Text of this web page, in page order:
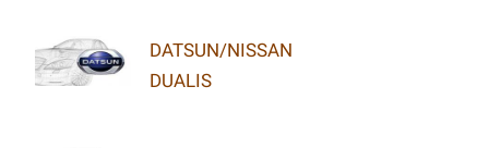
DATSUN/NISSAN
DUALIS